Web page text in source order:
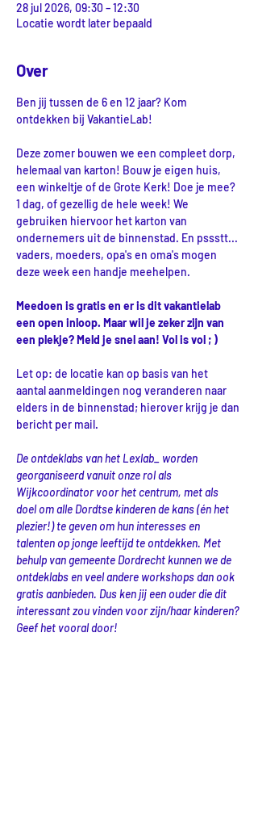
28 jul 2026, 09:30 – 12:30
Locatie wordt later bepaald
Over
Ben jij tussen de 6 en 12 jaar? Kom
ontdekken bij VakantieLab!
Deze zomer bouwen we een compleet dorp,
helemaal van karton! Bouw je eigen huis,
een winkeltje of de Grote Kerk! Doe je mee?
1 dag, of gezellig de hele week! We
gebruiken hiervoor het karton van
ondernemers uit de binnenstad. En pssstt...
vaders, moeders, opa's en oma's mogen
deze week een handje meehelpen.
Meedoen is gratis en er is dit vakantielab
een open inloop. Maar wil je zeker zijn van
een plekje? Meld je snel aan! Vol is vol ; )
Let op: de locatie kan op basis van het
aantal aanmeldingen nog veranderen naar
elders in de binnenstad; hierover krijg je dan
bericht per mail.
De ontdeklabs van het Lexlab_ worden
georganiseerd vanuit onze rol als
Wijkcoordinator voor het centrum, met als
doel om alle Dordtse kinderen de kans (én het
plezier!) te geven om hun interesses en
talenten op jonge leeftijd te ontdekken. Met
behulp van gemeente Dordrecht kunnen we de
ontdeklabs en veel andere workshops dan ook
gratis aanbieden. Dus ken jij een ouder die dit
interessant zou vinden voor zijn/haar kinderen?
Geef het vooral door!